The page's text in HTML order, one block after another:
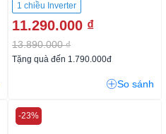
1 chiều Inverter
11.290.000 ₫
13.890.000 ₫
Tặng quà đến 1.790.000đ
So sánh
-23%